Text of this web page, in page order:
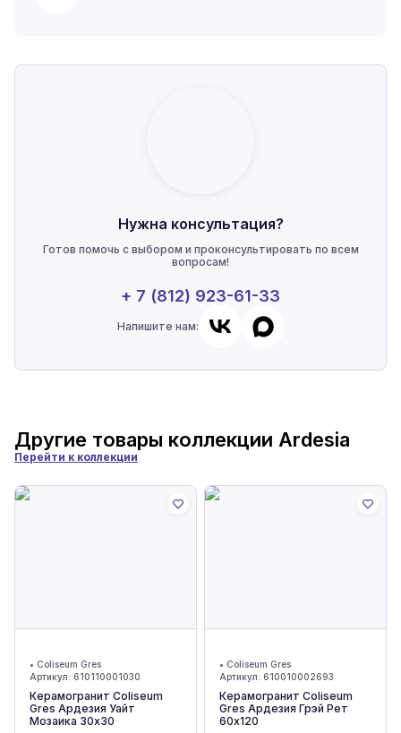
Нужна консультация?
Готов помочь с выбором и проконсультировать по всем
вопросам!
+ 7 (812) 923-61-33
Напишите нам:
Другие товары коллекции Ardesia
Перейти к коллекции
• Coliseum Gres
Артикул: 610110001030
Керамогранит Coliseum
Gres Ардезия Уайт
Мозаика 30x30
• Coliseum Gres
Артикул: 610010002693
Керамогранит Coliseum
Gres Ардезия Грэй Рет
60x120